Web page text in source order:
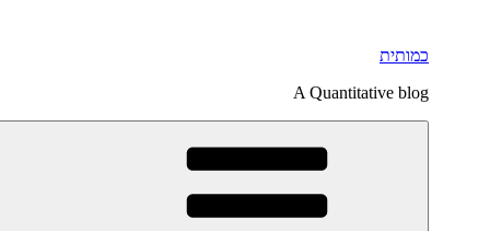
כמותית
A Quantitative blog